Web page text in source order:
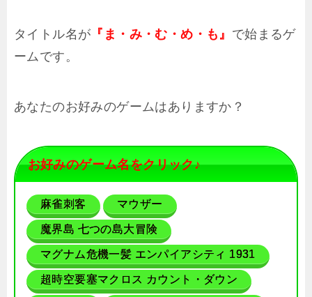
タイトル名が 『ま・み・む・め・も』 で始まるゲ
ームです。
あなたのお好みのゲームはありますか？
お好みのゲーム名をクリック♪
麻雀刺客 マウザー
魔界島 七つの島大冒険
マグナム危機一髪 エンパイアシティ 1931
超時空要塞マクロス カウント・ダウン